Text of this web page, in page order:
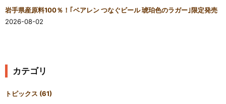
岩手県産原料100％！｢ベアレン つなぐビール 琥珀色のラガー｣限定発売
2026-08-02
カテゴリ
トピックス (61)